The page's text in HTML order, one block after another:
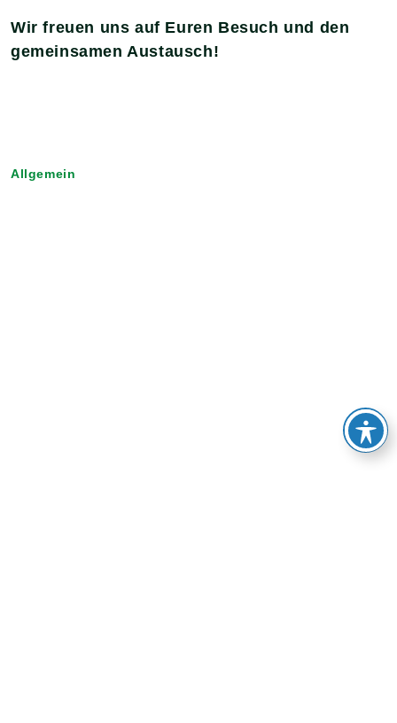
Wir freuen uns auf Euren Besuch und den
gemeinsamen Austausch!
Allgemein